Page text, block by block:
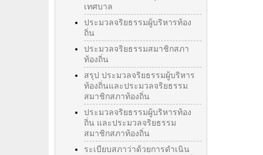
เทศบาล
ประมวลจริยธรรมผู้บริหารท้อง
ถิ่น
ประมวลจริยธรรมสมาชิกสภา
ท้องถิ่น
สรุป ประมวลจริยธรรมผู้บริหาร
ท้องถิ่นและประมวลจริยธรรม
สมาชิกสภาท้องถิ่น
ประมวลจริยธรรมผู้บริหารท้อง
ถิ่น และประมวลจริยธรรม
สมาชิกสภาท้องถิ่น
ระเบียบสภาว่าด้วยการดำเนิน